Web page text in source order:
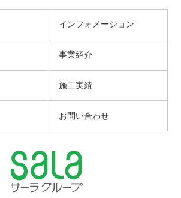
インフォメーション
事業紹介
施工実績
お問い合わせ